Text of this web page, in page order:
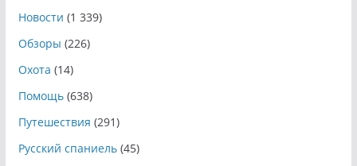
Новости (1 339)
Обзоры (226)
Охота (14)
Помощь(638)
Путешествия (291)
Русский спаниель(45)